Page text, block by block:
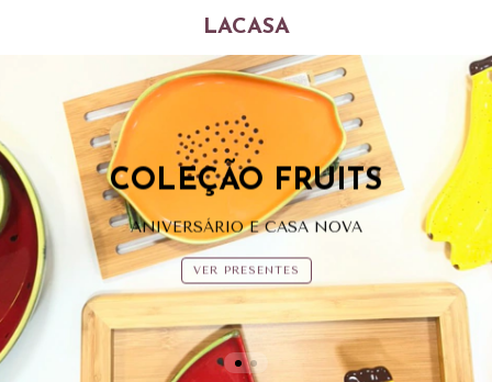
LACASA
COLEÇÃO FRUITS
ANIVERSÁRIO E CASA NOVA
VER PRESENTES